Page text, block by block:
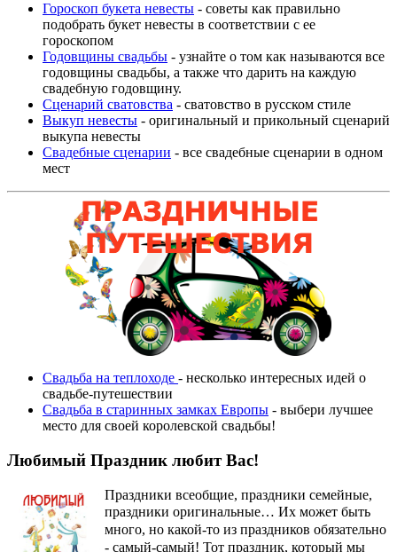
Гороскоп букета невесты - советы как правильно
подобрать букет невесты в соответствии с ее
гороскопом
Годовщины свадьбы - узнайте о том как называются все
годовщины свадьбы, а также что дарить на каждую
свадебную годовщину.
Сценарий сватовства - сватовство в русском стиле
Выкуп невесты - оригинальный и прикольный сценарий
выкупа невесты
Свадебные сценарии - все свадебные сценарии в одном
мест
Свадьба на теплоходе - несколько интересных идей о
свадьбе-путешествии
Свадьба в старинных замках Европы - выбери лучшее
место для своей королевской свадьбы!
Любимый Праздник любит Вас!
Праздники всеобщие, праздники семейные,
праздники оригинальные… Их может быть
много, но какой-то из праздников обязательно
- самый-самый! Тот праздник, который мы